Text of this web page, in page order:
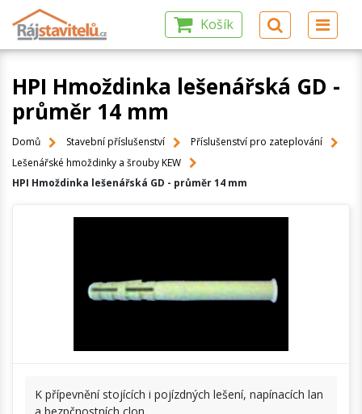
Košík
HPI Hmoždinka lešenářská GD -
průměr 14 mm
Domů Stavební příslušenství
Příslušenství pro zateplování
Lešenářské hmoždinky a šrouby KEW
HPI Hmoždinka lešenářská GD - průměr 14 mm
K přípevnění stojících i pojízdných lešení, napínacích lan